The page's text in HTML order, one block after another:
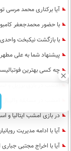
آیا برکناری محمد مرسی
با حضور محمدجعفر
با بازگشت نیکبخت واحدی
پیشنهاد شما به علی
چه کسی بهترین
امشب در بازی برزیل و
امشب در مسابقه والیبال
در بازی امشب ایتالیا و
آیا با ادامه مدیریت
آیا با اخراج مجتبی جباری